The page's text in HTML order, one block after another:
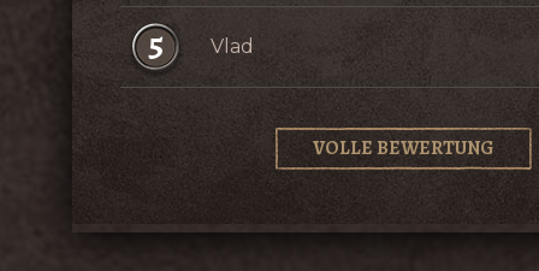
5 Vlad
VOLLE BEWERTUNG